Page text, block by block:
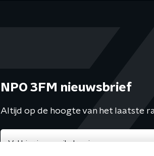
NPO 3FM nieuwsbrief
Altijd op de hoogte van het laatste